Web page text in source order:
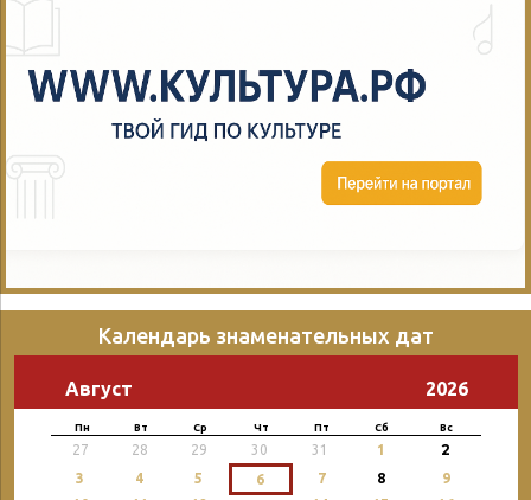
Календарь знаменательных дат
Август 2026
Пн Вт Ср Чт Пт Сб Вс
27 28 29 30 31 1 2
3 4 5 6 7 8
9